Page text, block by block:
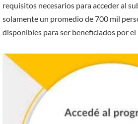
requisitos necesarios para acceder al
solamente un promedio de 700 mil
disponibles para ser beneficiados por el